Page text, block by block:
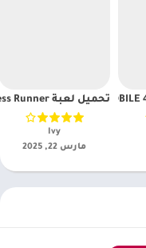
تحميل لعبة Subway Princess Runner مهكره 2025[اخر اصدار]
Ivy‏
مارس 22, 2025